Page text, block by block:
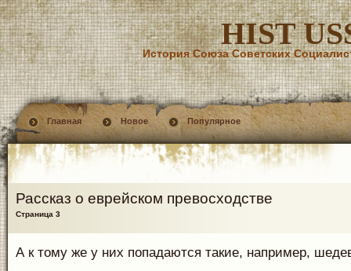
HIST
История Союза Советских
Главная Новое Популярное
Рассказ о еврейском превосходстве
Страница 3
А к тому же у них попадаются такие, например,